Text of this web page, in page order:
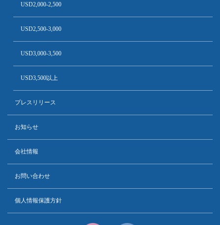
USD2,000-2,500
USD2,500-3,000
USD3,000-3,500
USD3,500以上
プレスリリース
お知らせ
会社情報
お問い合わせ
個人情報保護方針